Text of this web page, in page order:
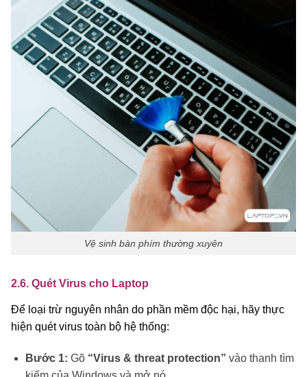
Vệ sinh bàn phím thường xuyên
2.6. Quét Virus cho Laptop
Để loại trừ nguyên nhân do phần mềm độc hại, hãy thực
hiện quét virus toàn bộ hệ thống:
Bước 1: Gõ “Virus & threat protection” vào thanh tìm